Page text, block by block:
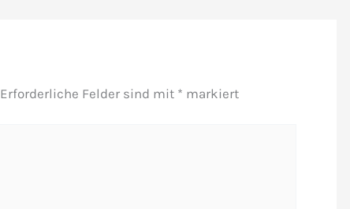
Erforderliche Felder sind mit * markiert